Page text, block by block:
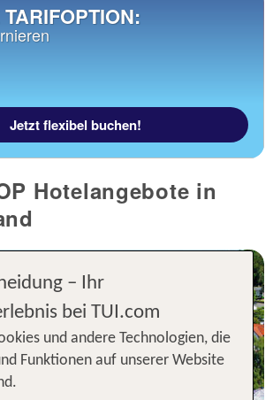
Jetzt flexibel buchen!
Hotelangebote in
– Ihr
bei TUI.com
und andere Technologien, die
Funktionen auf unserer Website